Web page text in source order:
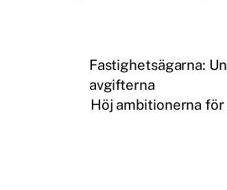
Fastighetsägarna:
avgifterna
Höj ambitionerna